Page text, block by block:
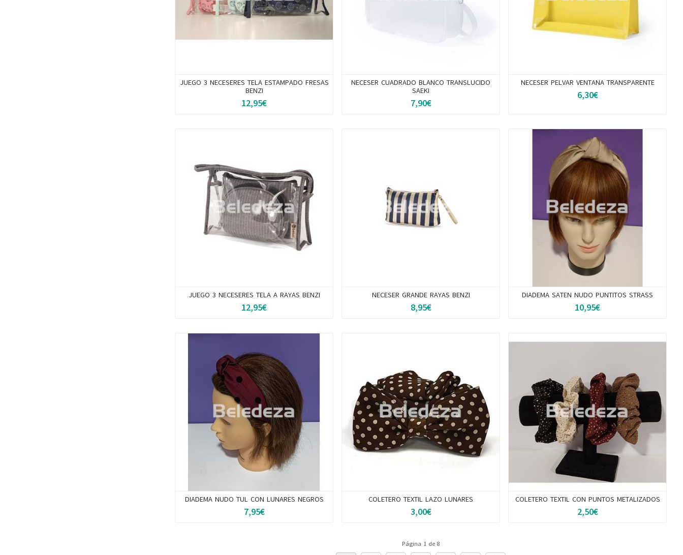
JUEGO 3 NECESERES TELA ESTAMPADO FRESAS
BENZI
12,95€
NECESER CUADRADO BLANCO TRANSLUCIDO
SAEKI
7,90€
NECESER PELVAR VENTANA TRANSPARENTE
6,30€
JUEGO 3 NECESERES TELA A RAYAS BENZI
12,95€
NECESER GRANDE RAYAS BENZI
8,95€
DIADEMA SATEN NUDO PUNTITOS STRASS
10,95€
DIADEMA NUDO TUL CON LUNARES NEGROS
7,95€
COLETERO TEXTIL LAZO LUNARES
3,00€
COLETERO TEXTIL CON PUNTOS METALIZADOS
2,50€
Página 1 de 8